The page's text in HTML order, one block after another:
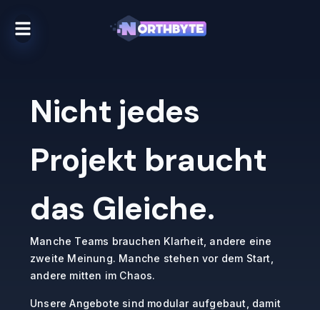
Nicht jedes
Projekt braucht
das Gleiche.
Manche Teams brauchen Klarheit, andere eine
zweite Meinung. Manche stehen vor dem Start,
andere mitten im Chaos.
Unsere Angebote sind modular aufgebaut, damit